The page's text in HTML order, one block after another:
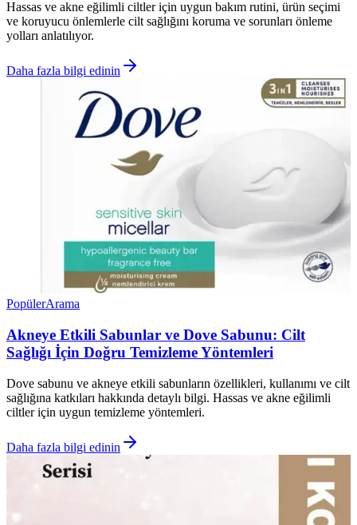
Hassas ve akne eğilimli ciltler için uygun bakım rutini, ürün seçimi
ve koruyucu önlemlerle cilt sağlığını koruma ve sorunları önleme
yolları anlatılıyor.
Daha fazla bilgi edinin
PopülerArama
Akneye Etkili Sabunlar ve Dove Sabunu: Cilt
Sağlığı İçin Doğru Temizleme Yöntemleri
Dove sabunu ve akneye etkili sabunların özellikleri, kullanımı ve cilt
sağlığına katkıları hakkında detaylı bilgi. Hassas ve akne eğilimli
ciltler için uygun temizleme yöntemleri.
Daha fazla bilgi edinin